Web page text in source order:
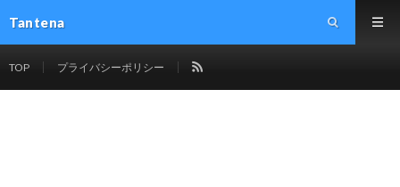
Tantena
TOP プライバシーポリシー